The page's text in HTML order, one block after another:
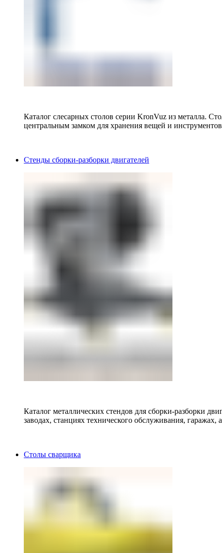
Каталог слесарных столов серии KronVuz из металла.
центральным замком для хранения вещей и
Стенды сборки-разборки двигателей
Каталог металлических стендов для сборки-разборки
заводах, станциях технического обслуживания, гаражах,
Столы сварщика